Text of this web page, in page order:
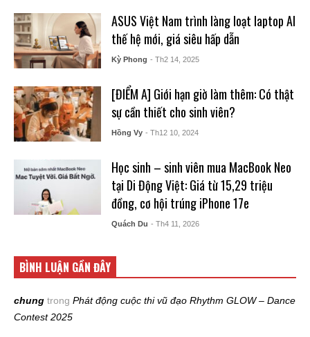
ASUS Việt Nam trình làng loạt laptop AI
thế hệ mới, giá siêu hấp dẫn
Kỳ Phong - Th2 14, 2025
[ĐIỂM A] Giới hạn giờ làm thêm: Có thật
sự cần thiết cho sinh viên?
Hồng Vy - Th12 10, 2024
Học sinh – sinh viên mua MacBook Neo
tại Di Động Việt: Giá từ 15,29 triệu
đồng, cơ hội trúng iPhone 17e
Quách Du - Th4 11, 2026
BÌNH LUẬN GẦN ĐÂY
chung trong Phát động cuộc thi vũ đạo Rhythm GLOW – Dance
Contest 2025